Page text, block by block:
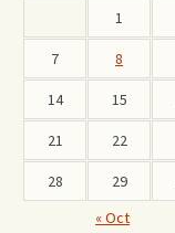
1
7 8
14 15
21 22
28 29
« Oct